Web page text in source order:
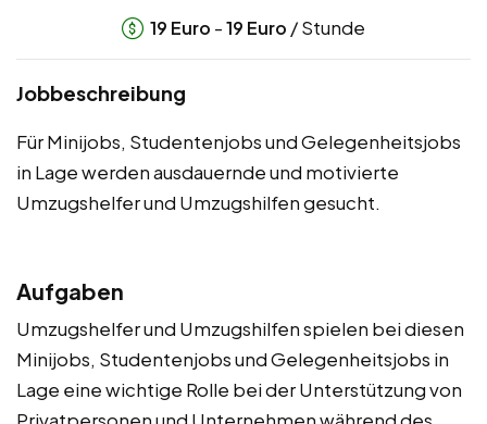
19 Euro -19 Euro / Stunde
Jobbeschreibung
Für Minijobs, Studentenjobs und Gelegenheitsjobs
in Lage werden ausdauernde und motivierte
Umzugshelfer und Umzugshilfen gesucht.
Aufgaben
Umzugshelfer und Umzugshilfen spielen bei diesen
Minijobs, Studentenjobs und Gelegenheitsjobs in
Lage eine wichtige Rolle bei der Unterstützung von